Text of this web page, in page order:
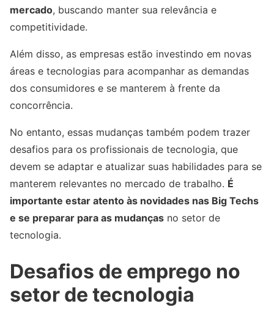
mercado, buscando manter sua relevância e
competitividade.
Além disso, as empresas estão investindo em novas
áreas e tecnologias para acompanhar as demandas
dos consumidores e se manterem à frente da
concorrência.
No entanto, essas mudanças também podem trazer
desafios para os profissionais de tecnologia, que
devem se adaptar e atualizar suas habilidades para se
manterem relevantes no mercado de trabalho. É
importante estar atento às novidades nas Big Techs
e se preparar para as mudanças no setor de
tecnologia.
Desafios de emprego no
setor de tecnologia